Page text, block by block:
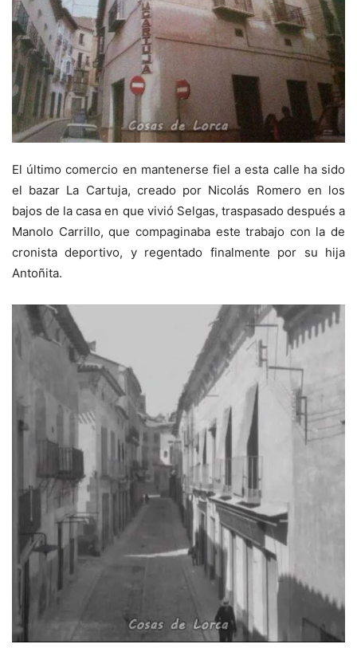
El último comercio en mantenerse fiel a esta calle ha sido
el bazar La Cartuja, creado por Nicolás Romero en los
bajos de la casa en que vivió Selgas, traspasado después a
Manolo Carrillo, que compaginaba este trabajo con la de
cronista deportivo, y regentado finalmente por su hija
Antoñita.